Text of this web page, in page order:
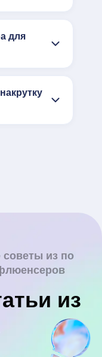
для
советы из по
из